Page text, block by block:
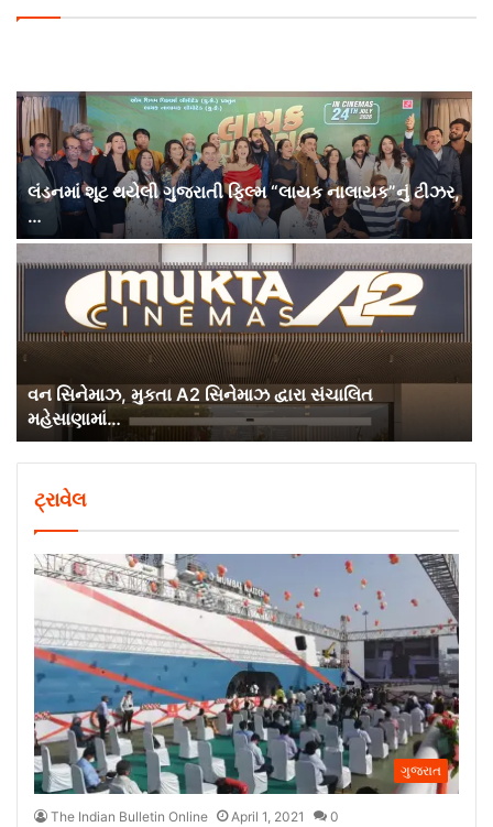
લંડનમાં શૂટ થયેલી ગુજરાતી ફિલ્મ “લાયક નાલાયક”નું ટીઝર,
…
વન સિનેમાઝ, મુકતા A2 સિનેમાઝ દ્વારા સંચાલિત
મહેસાણામાં…
ટ્રાવેલ
ગુજરાત
The Indian Bulletin Online April 1, 2021 0